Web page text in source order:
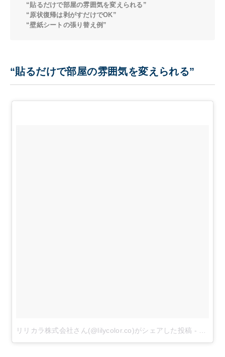
“貼るだけで部屋の雰囲気を変えられる”
“原状復帰は剥がすだけでOK”
“壁紙シートの張り替え例”
“貼るだけで部屋の雰囲気を変えられる”
リリカラ株式会社さん(@lilycolor.co)がシェアした投稿 -